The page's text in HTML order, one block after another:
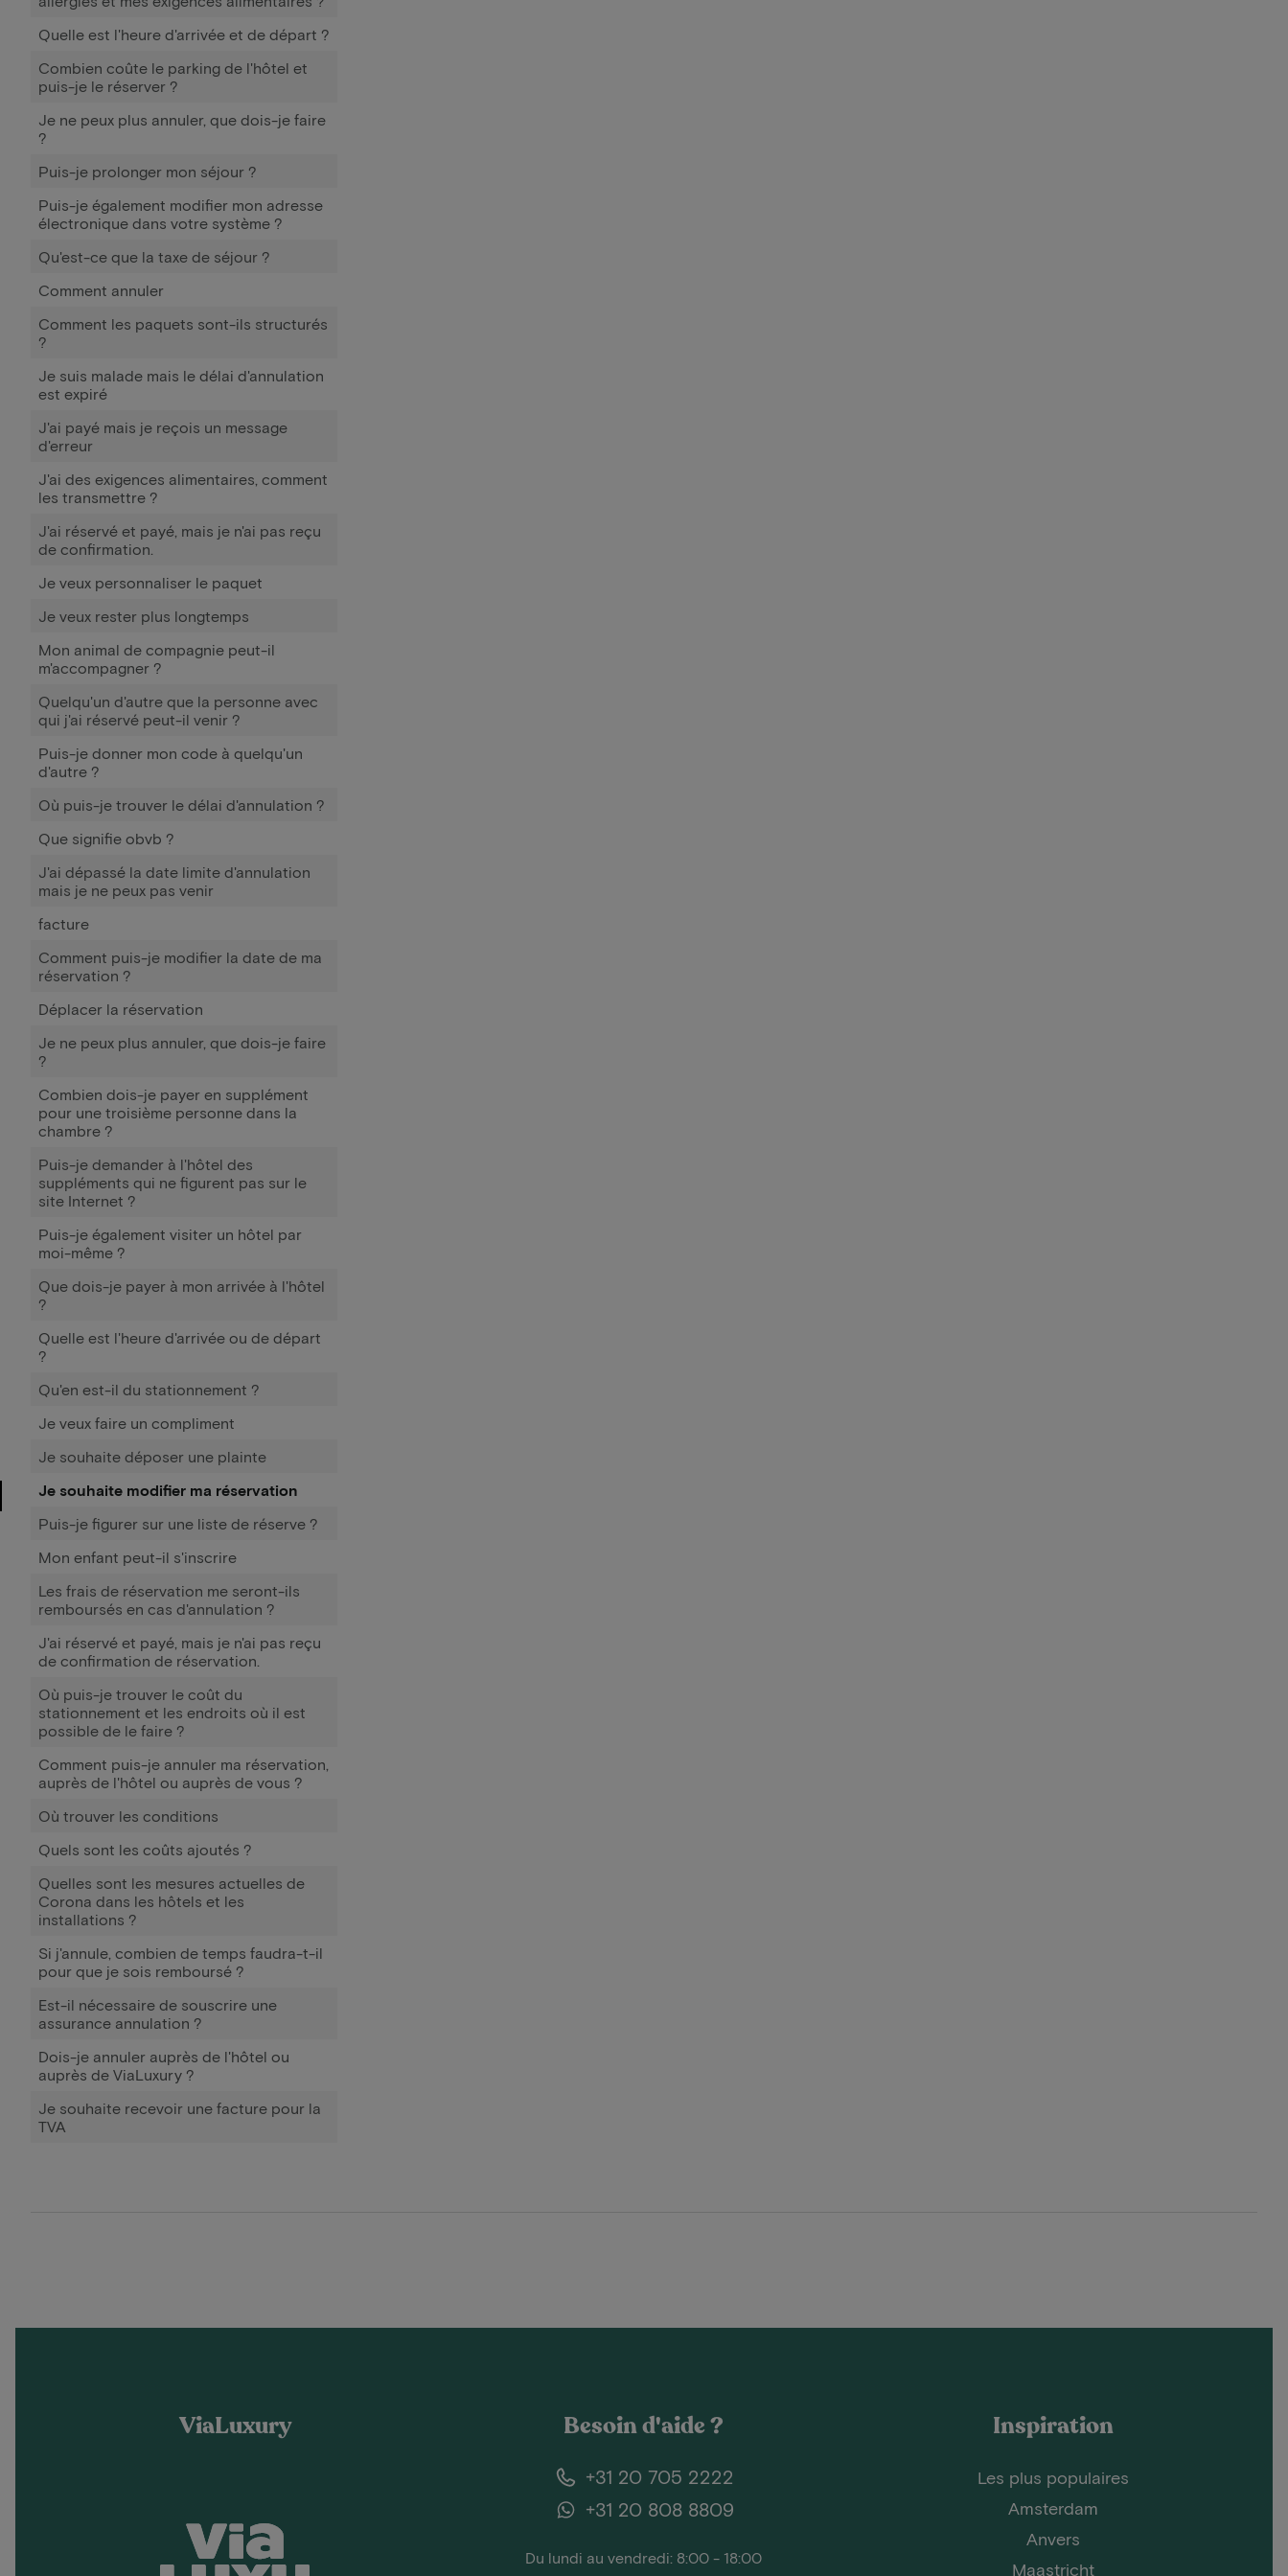
Quelle est l'heure d'arrivée et de départ ?
Combien coûte le parking de l'hôtel et
puis-je le réserver ?
Je ne peux plus annuler, que dois-je faire
?
Puis-je prolonger mon séjour ?
Puis-je également modifier mon adresse
électronique dans votre système ?
Qu'est-ce que la taxe de séjour ?
Comment annuler
Comment les paquets sont-ils structurés
?
Je suis malade mais le délai d'annulation
est expiré
J'ai payé mais je reçois un message
d'erreur
J'ai des exigences alimentaires, comment
les transmettre ?
J'ai réservé et payé, mais je n'ai pas reçu
de confirmation.
Je veux personnaliser le paquet
Je veux rester plus longtemps
Mon animal de compagnie peut-il
m'accompagner ?
Quelqu'un d'autre que la personne avec
qui j'ai réservé peut-il venir ?
Puis-je donner mon code à quelqu'un
d'autre ?
Où puis-je trouver le délai d'annulation ?
Que signifie obvb ?
J'ai dépassé la date limite d'annulation
mais je ne peux pas venir
facture
Comment puis-je modifier la date de ma
réservation ?
Déplacer la réservation
Je ne peux plus annuler, que dois-je faire
?
Combien dois-je payer en supplément
pour une troisième personne dans la
chambre ?
Puis-je demander à l'hôtel des
suppléments qui ne figurent pas sur le
site Internet ?
Puis-je également visiter un hôtel par
moi-même ?
Que dois-je payer à mon arrivée à l'hôtel
?
Quelle est l'heure d'arrivée ou de départ
?
Qu'en est-il du stationnement ?
Je veux faire un compliment
Je souhaite déposer une plainte
Je souhaite modifier ma réservation
Puis-je figurer sur une liste de réserve ?
Mon enfant peut-il s'inscrire
Les frais de réservation me seront-ils
remboursés en cas d'annulation ?
J'ai réservé et payé, mais je n'ai pas reçu
de confirmation de réservation.
Où puis-je trouver le coût du
stationnement et les endroits où il est
possible de le faire ?
Comment puis-je annuler ma réservation,
auprès de l'hôtel ou auprès de vous ?
Où trouver les conditions
Quels sont les coûts ajoutés ?
Quelles sont les mesures actuelles de
Corona dans les hôtels et les
installations ?
Si j'annule, combien de temps faudra-t-il
pour que je sois remboursé ?
Est-il nécessaire de souscrire une
assurance annulation ?
Dois-je annuler auprès de l'hôtel ou
auprès de ViaLuxury ?
Je souhaite recevoir une facture pour la
TVA
ViaLuxury Besoin d'aide ?
+31 20 705 2222
+31 20 808 8809
Du lundi au vendredi: 8:00 - 18:00
Inspiration
Les plus populaires
Amsterdam
Anvers
Maastricht